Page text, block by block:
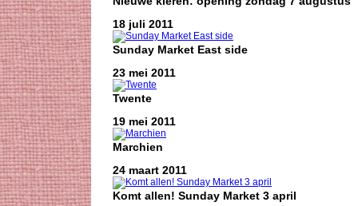
18 juli 2011
Sunday Market East side
23 mei 2011
Twente
19 mei 2011
Marchien
24 maart 2011
Komt allen! Sunday Market 3 april